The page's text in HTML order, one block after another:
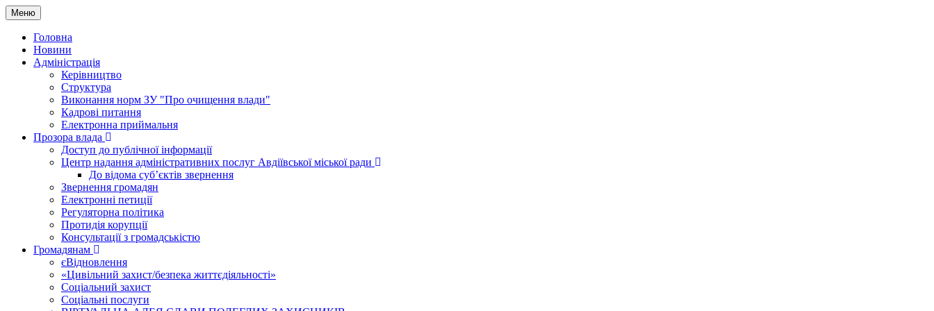
Меню
Головна
Новини
Адміністрація
Керівництво
Структура
Виконання норм ЗУ "Про очищення влади"
Кадрові питання
Електронна приймальня
Прозора влада
Доступ до публічної інформації
Центр надання адміністративних послуг Авдіївської міської ради
До відома суб’єктів звернення
Звернення громадян
Електронні петиції
Регуляторна політика
Протидія корупції
Консультації з громадськістю
Громадянам
єВідновлення
«Цивільний захист/безпека життєдіяльності»
Соціальний захист
Соціальні послуги